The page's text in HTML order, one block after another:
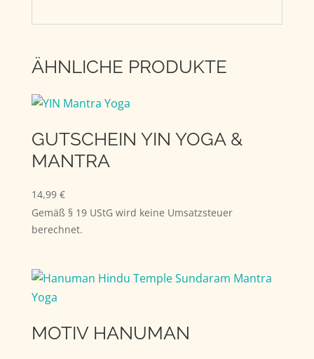
ÄHNLICHE PRODUKTE
GUTSCHEIN YIN YOGA &
MANTRA
14,99 €
Gemäß § 19 UStG wird keine Umsatzsteuer
berechnet.
MOTIV HANUMAN